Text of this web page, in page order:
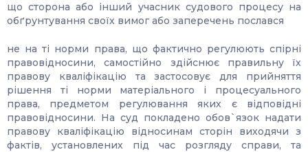
що сторона або інший учасник судового процесу на
обґрунтування своїх вимог або заперечень послався
не на ті норми права, що фактично регулюють спірні
правовідносини, самостійно здійснює правильну їх
правову кваліфікацію та застосовує для прийняття
рішення ті норми матеріального і процесуального
права, предметом регулювання яких є відповідні
правовідносини. На суд покладено обов`язок надати
правову кваліфікацію відносинам сторін виходячи з
фактів, установлених під час розгляду справи, та